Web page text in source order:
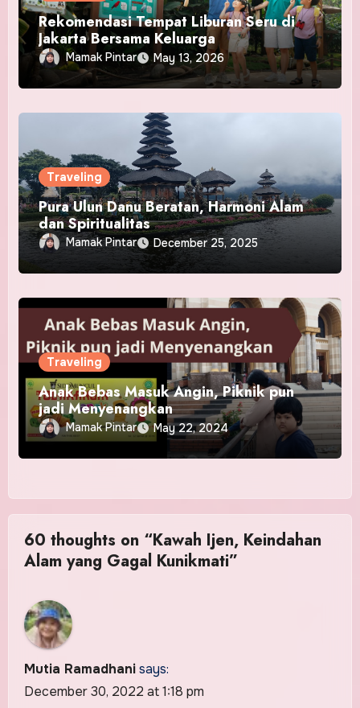
Rekomendasi Tempat Liburan Seru di
Jakarta Bersama Keluarga
Mamak Pintar May 13, 2026
Traveling
Pura Ulun Danu Beratan, Harmoni Alam
dan Spiritualitas
Mamak Pintar December 25, 2025
Traveling
Anak Bebas Masuk Angin, Piknik pun
jadi Menyenangkan
Mamak Pintar May 22, 2024
60 thoughts on “Kawah Ijen, Keindahan
Alam yang Gagal Kunikmati”
Mutia Ramadhani says:
December 30, 2022 at 1:18 pm